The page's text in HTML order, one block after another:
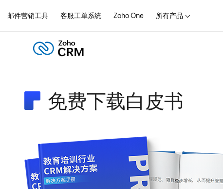
邮件营销工具 客服工单系统 Zoho One 所有产品
免费下载白皮书